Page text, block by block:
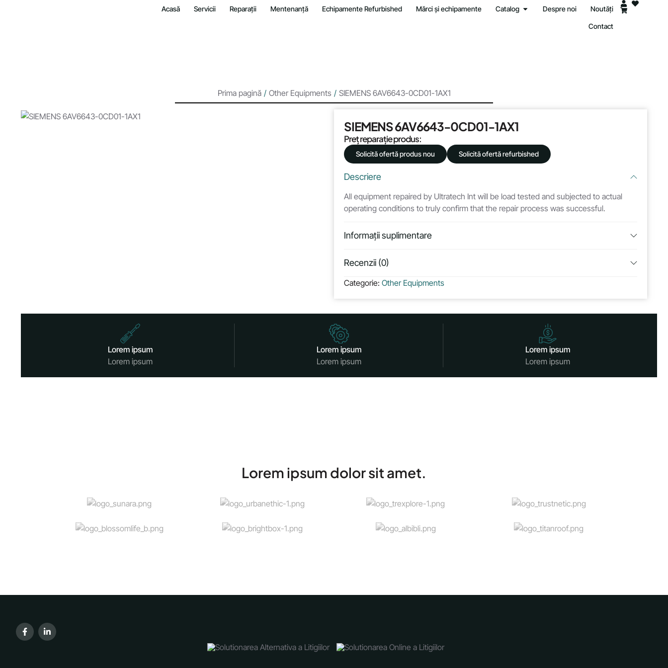
Acasă Servicii Reparații Mentenanță Echipamente Refurbished Mărci și echipamente Catalog Despre noi Noutăți
Contact
Prima pagină / Other Equipments / SIEMENS 6AV6643-0CD01-1AX1
SIEMENS 6AV6643-0CD01-1AX1
Preț reparație produs:
Solicită ofertă produs nou Solicită ofertă refurbished
Descriere
All equipment repaired by Ultratech Int will be load tested and subjected to actual
operating conditions to truly confirm that the repair process was successful.
Informații suplimentare
Recenzii (0)
Categorie: Other Equipments
Lorem ipsum
Lorem ipsum
Lorem ipsum
Lorem ipsum
Lorem ipsum
Lorem ipsum
Lorem ipsum dolor sit amet.